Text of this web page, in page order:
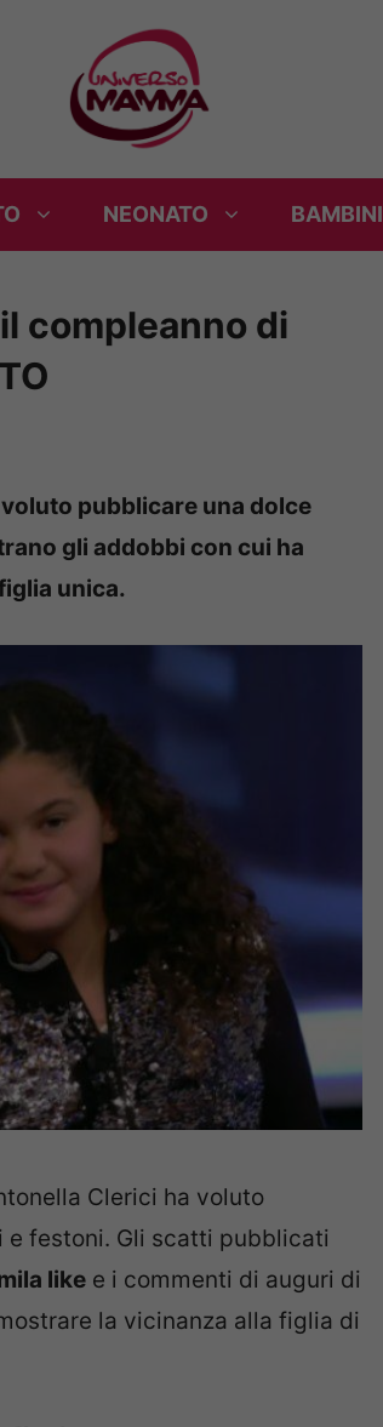
NEONATO BAMBINI
compleanno di
pubblicare una dolce
gli addobbi con cui ha
unica.
Clerici ha voluto
festoni. Gli scatti pubblicati
like e i commenti di auguri di
la vicinanza alla figlia di